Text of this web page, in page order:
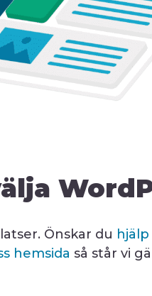
Önskar du
hemsida så står vi